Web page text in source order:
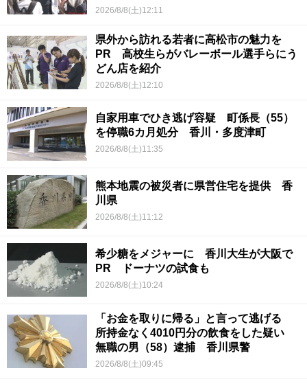
2026/8/8(土)12:11
県外から訪れる若者に高松市の魅力を
PR 高校生らがバレーボール選手らにう
どん店を紹介
2026/8/8(土)12:10
自家用車でひき逃げ容疑 町係長（55）
を停職6カ月処分 香川・多度津町
2026/8/8(土)11:35
熊本地震の被災者に県営住宅を提供 香
川県
2026/8/8(土)11:12
希少糖をメジャーに 香川大生が大阪で
PR ドーナツの試食も
2026/8/8(土)10:24
「お金を取りに帰る」と言って逃げる
所持金なく4010円分の飲食をした疑い
無職の男（58）逮捕 香川県警
2026/8/8(土)09:45